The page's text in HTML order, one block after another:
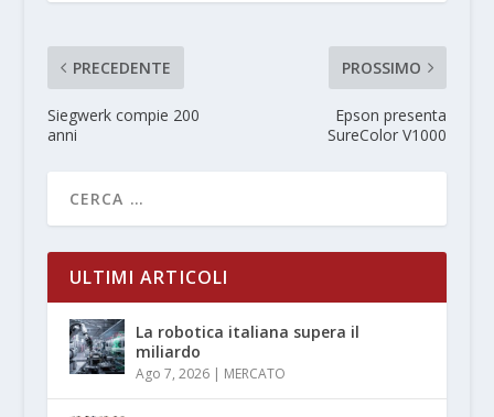
PRECEDENTE
Siegwerk compie 200
anni
PROSSIMO
Epson presenta
SureColor V1000
ULTIMI ARTICOLI
La robotica italiana supera il
miliardo
Ago 7, 2026| MERCATO